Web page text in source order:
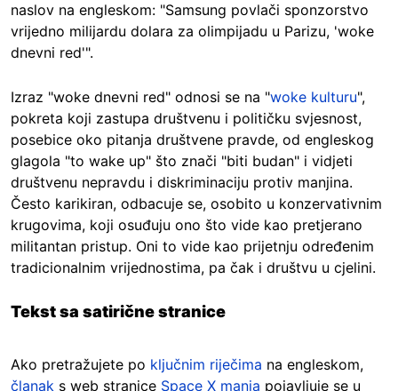
naslov na engleskom: "Samsung povlači sponzorstvo
vrijedno milijardu dolara za olimpijadu u Parizu, 'woke
dnevni red'".
Izraz "woke dnevni red" odnosi se na "woke kulturu",
pokreta koji zastupa društvenu i političku svjesnost,
posebice oko pitanja društvene pravde, od engleskog
glagola "to wake up" što znači "biti budan" i vidjeti
društvenu nepravdu i diskriminaciju protiv manjina.
Često karikiran, odbacuje se, osobito u konzervativnim
krugovima, koji osuđuju ono što vide kao pretjerano
militantan pristup. Oni to vide kao prijetnju određenim
tradicionalnim vrijednostima, pa čak i društvu u cjelini.
Tekst sa satirične stranice
Ako pretražujete po ključnim riječima na engleskom,
članak s web stranice Space X mania pojavljuje se u